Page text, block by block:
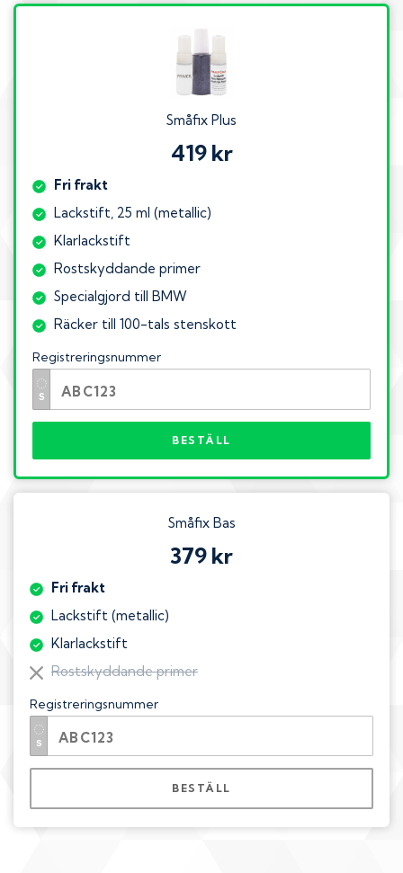
Småfix Plus
419 kr
Fri frakt
Lackstift, 25 ml (metallic)
Klarlackstift
Rostskyddande primer
Specialgjord till BMW
Räcker till 100-tals stenskott
Registreringsnummer
BESTÄLL
Småfix Bas
379 kr
Fri frakt
Lackstift (metallic)
Klarlackstift
Rostskyddande primer
Registreringsnummer
BESTÄLL